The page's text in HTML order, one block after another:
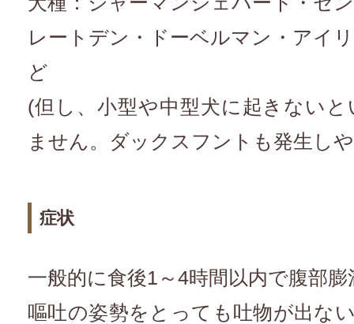
レートデン・ドーベルマン・アイ
ど
(但し、小型や中型犬に起きない
ません。ダックスフントも発生し
症状
一般的に食後1～4時間以内で腹部
嘔吐の姿勢をとっても吐物が出な